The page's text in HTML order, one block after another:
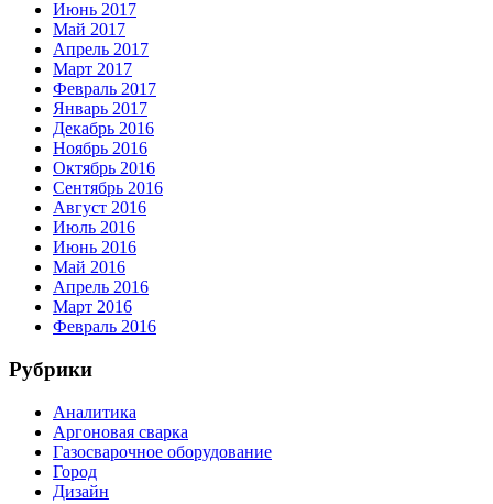
Июнь 2017
Май 2017
Апрель 2017
Март 2017
Февраль 2017
Январь 2017
Декабрь 2016
Ноябрь 2016
Октябрь 2016
Сентябрь 2016
Август 2016
Июль 2016
Июнь 2016
Май 2016
Апрель 2016
Март 2016
Февраль 2016
Рубрики
Аналитика
Аргоновая сварка
Газосварочное оборудование
Город
Дизайн